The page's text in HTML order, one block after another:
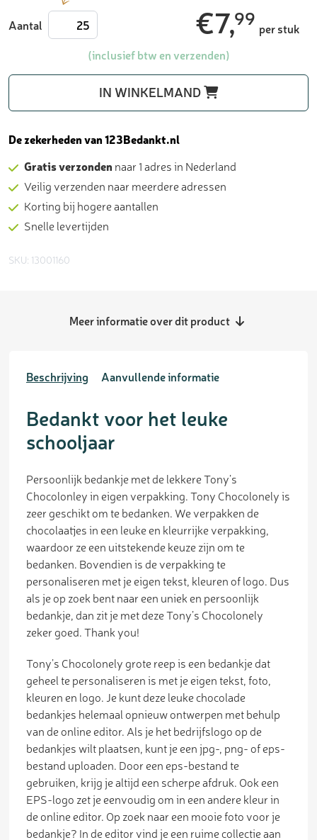
Aantal Tony
Chocolonely
€7,99 per stuk
(inclusief btw en verzenden)
IN WINKELMAND
De zekerheden van 123Bedankt.nl
Gratis verzonden naar 1 adres in Nederland
Veilig verzenden naar meerdere adressen
Korting bij hogere aantallen
Snelle levertijden
SKU: 13001160
Meer informatie over dit product
Beschrijving Aanvullende informatie
Bedankt voor het leuke
schooljaar
Persoonlijk bedankje met de lekkere Tony’s
Chocolonley in eigen verpakking. Tony Chocolonely is
zeer geschikt om te bedanken. We verpakken de
chocolaatjes in een leuke en kleurrijke verpakking,
waardoor ze een uitstekende keuze zijn om te
bedanken. Bovendien is de verpakking te
personaliseren met je eigen tekst, kleuren of logo. Dus
als je op zoek bent naar een uniek en persoonlijk
bedankje, dan zit je met deze Tony’s Chocolonely
zeker goed. Thank you!
Tony’s Chocolonely grote reep is een bedankje dat
geheel te personaliseren is met je eigen tekst, foto,
kleuren en logo. Je kunt deze leuke chocolade
bedankjes helemaal opnieuw ontwerpen met behulp
van de online editor. Als je het bedrijfslogo op de
bedankjes wilt plaatsen, kunt je een jpg-, png- of eps-
bestand uploaden. Door een eps-bestand te
gebruiken, krijg je altijd een scherpe afdruk. Ook een
EPS-logo zet je eenvoudig om in een andere kleur in
de online editor. Op zoek naar een mooie foto voor je
bedankje? In de editor vind je een ruime collectie aan